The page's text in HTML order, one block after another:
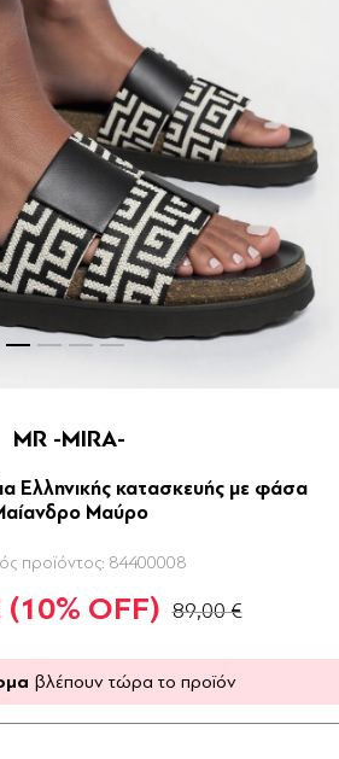
MR -MIRA-
Ελληνικής κατασκευής με φάσα
Μαύρο
προϊόντος: 84400008
(10% OFF) 89,00 €
βλέπουν τώρα το προϊόν